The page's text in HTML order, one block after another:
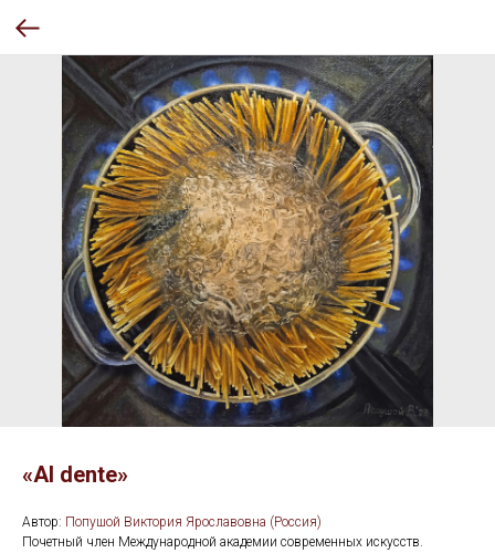
«Al dente»
Автор: Попушой Виктория Ярославовна (Россия)
Почетный член Международной академии современных искусств.